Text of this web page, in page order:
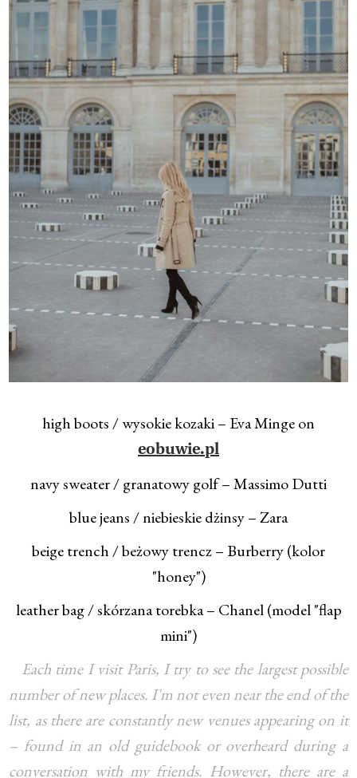
high boots / wysokie kozaki – Eva Minge on
eobuwie.pl
navy sweater / granatowy golf – Massimo Dutti
blue jeans / niebieskie dżinsy – Zara
beige trench / beżowy trencz – Burberry (kolor
"honey")
leather bag / skórzana torebka – Chanel (model "flap
mini")
Each time I visit Paris, I try to see the largest possible
number of new places. I'm not even near the end of the
list, as there are constantly new venues appearing on it
– found in an old guidebook or overheard during a
conversation with my friends. However, there are a